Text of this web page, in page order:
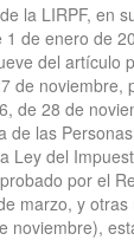
la LIRPF, en
1 de enero de
del artículo
de noviembre,
de 28 de
de las
Ley del
por el
marzo, y
noviembre),